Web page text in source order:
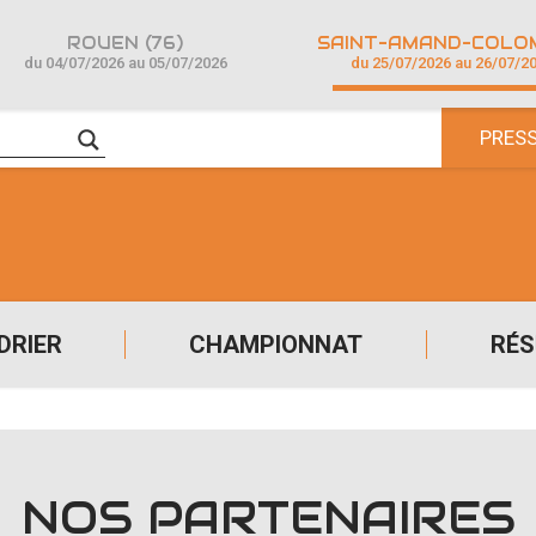
CHAMPIONNAT
ROUEN (76)
du 04/07/2026 au 05/07/2026 du 25/07/2026 au 26/07/
NOS PARTENAIRES